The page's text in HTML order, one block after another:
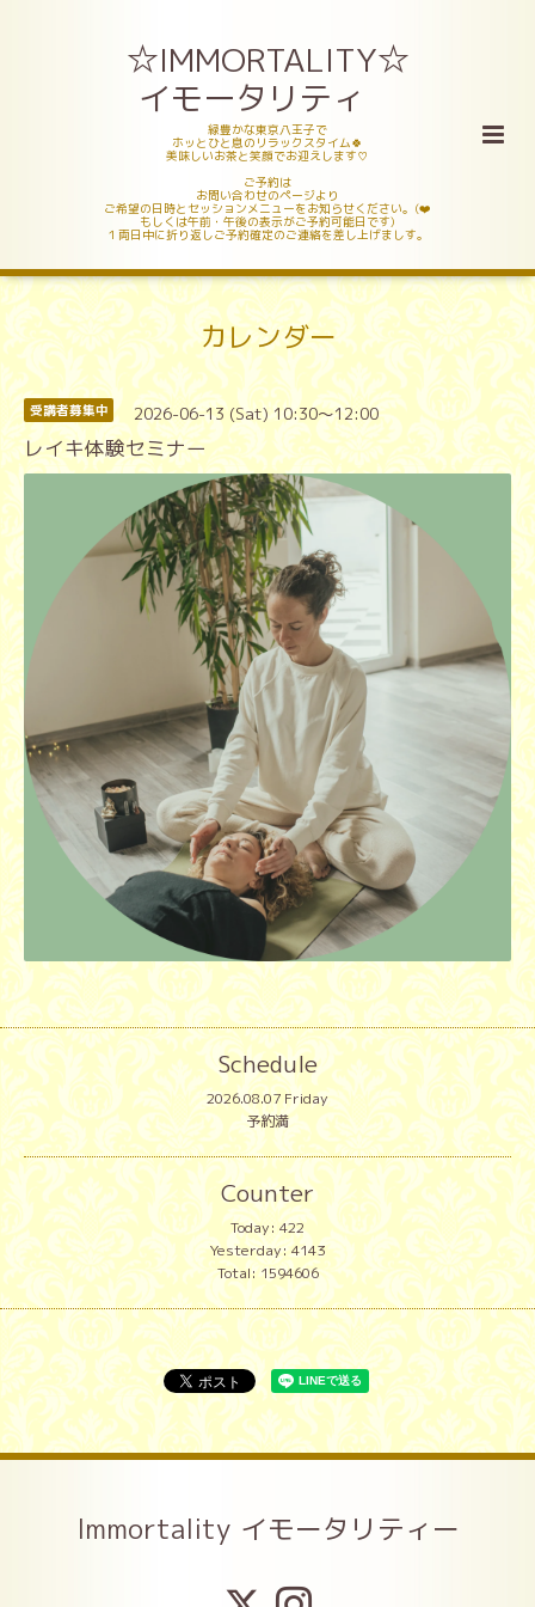
☆IMMORTALITY☆
イモータリティ
緑豊かな東京八王子で
ホッとひと息のリラックスタイム🍀
美味しいお茶と笑顔でお迎えします♡
ご予約は
お問い合わせのページより
ご希望の日時とセッションメニューをお知らせください。(❤️
もしくは午前・午後の表示がご予約可能日です)
１両日中に折り返しご予約確定のご連絡を差し上げましす。
カレンダー
受講者募集中 2026-06-13 (Sat) 10:30～12:00
レイキ体験セミナー
Schedule
2026.08.07 Friday
予約満
Counter
Today: 422
Yesterday:4143
Total:1594606
Immortality イモータリティー